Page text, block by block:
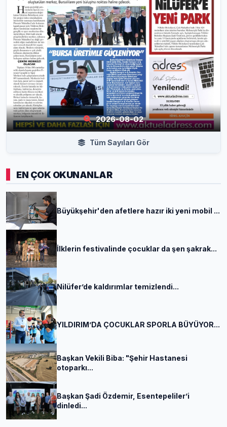
2026-08-02
Tüm Sayıları Gör
EN ÇOK OKUNANLAR
Büyükşehir'den afetlere hazır iki yeni mobil ...
İlklerin festivalinde çocuklar da şen şakrak...
Nilüfer’de kaldırımlar temizlendi...
YILDIRIM’DA ÇOCUKLAR SPORLA BÜYÜYOR...
Başkan Vekili Biba: "Şehir Hastanesi
otoparkı...
Başkan Şadi Özdemir, Esentepeliler’i
dinledi...